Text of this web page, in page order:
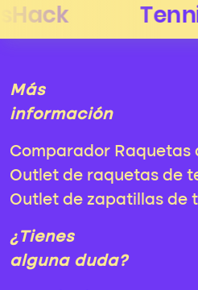
Más
información
Comparador Raquetas
Outlet de raquetas de
Outlet de zapatillas de
¿Tienes
alguna duda?